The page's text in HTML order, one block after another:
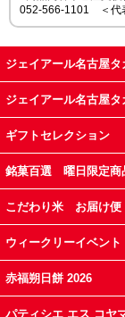
052-566-1101 ＜代
ジェイアール名古屋
ジェイアール名古屋
ギフトセレクション
銘菓百選 曜日限定商
こだわり米 お届け便
ウィークリーイベント
赤福朔日餅 2026
パティシエ エス コヤ